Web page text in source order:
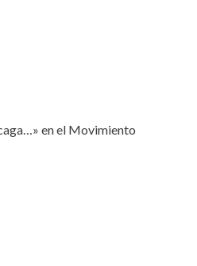
en el Movimiento